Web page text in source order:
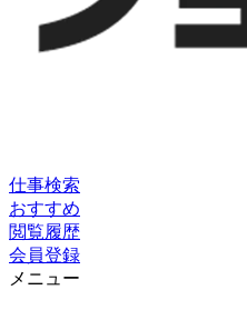
仕事検索
おすすめ
閲覧履歴
会員登録
メニュー